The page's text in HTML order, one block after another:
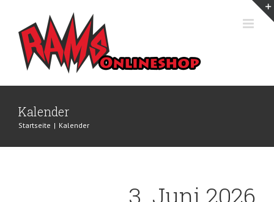
springen
Kalender
Startseite | Kalender
3. Juni 2026